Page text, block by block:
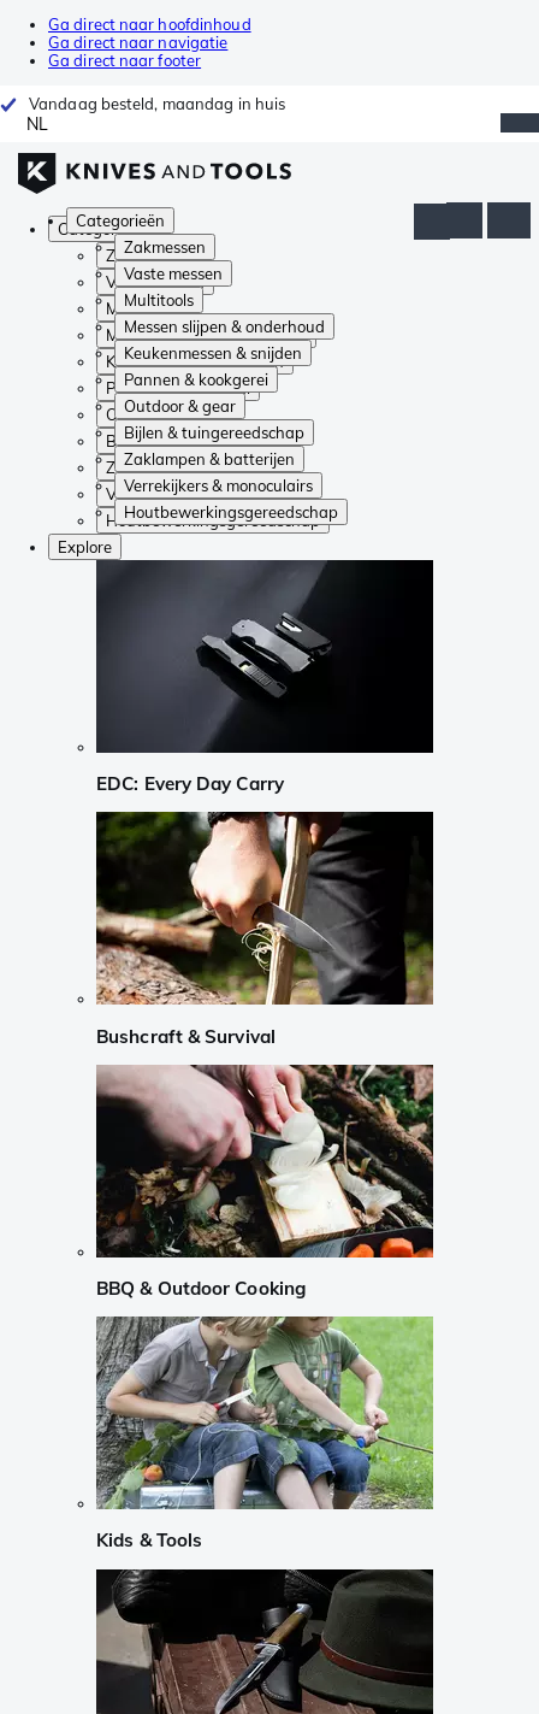
Ga direct naar hoofdinhoud
Ga direct naar navigatie
Ga direct naar footer
Vandaag besteld, maandag in huis
NL
Categorieën
Zakmessen
Vaste messen
Multitools
Messen slijpen & onderhoud
Keukenmessen & snijden
Pannen & kookgerei
Outdoor & gear
Bijlen & tuingereedschap
Zaklampen & batterijen
Verrekijkers & monoculairs
Houtbewerkingsgereedschap
Categorieën
Zakmessen
Vaste messen
Multitools
Messen slijpen & onderhoud
Keukenmessen & snijden
Pannen & kookgerei
Outdoor & gear
Bijlen & tuingereedschap
Zaklampen & batterijen
Verrekijkers & monoculairs
Houtbewerkingsgereedschap
Explore
EDC: Every Day Carry
Bushcraft & Survival
BBQ & Outdoor Cooking
Kids & Tools